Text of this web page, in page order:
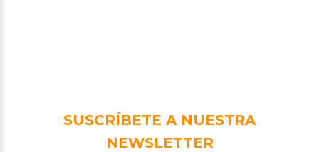
SUSCRÍBETE A NUESTRA
NEWSLETTER